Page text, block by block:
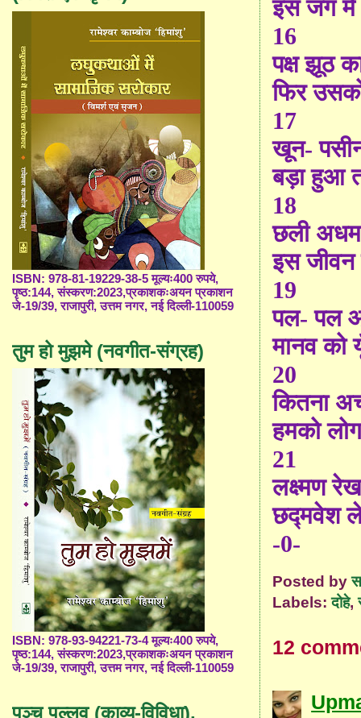
इस जग में
16
पक्ष झूठ
फिर
17
खून-
बड़ा हुआ
18
छली
इस जीवन
19
पल- पल
मानव
20
कितना
हमको
21
लक्ष्मण
छद्मवेश
-0-
Posted by
Labels:दोहे,
12
ISBN: 978-81-19229-38-5 मूल्यः400 रुपये,
पृष्ठ:144, संस्करण:2023,प्रकाशकःअयन प्रकाशन
जे-19/39, राजापुरी, उत्तम नगर, नई दिल्ली-110059
तुम हो मुझमे (नवगीत-संग्रह)
ISBN: 978-93-94221-73-4 मूल्यः400 रुपये,
पृष्ठ:144, संस्करण:2023,प्रकाशकःअयन प्रकाशन
जे-19/39, राजापुरी, उत्तम नगर, नई दिल्ली-110059
पञ्च पल्लव (काव्य-विविधा),